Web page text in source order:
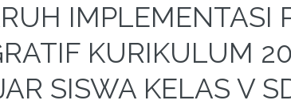
IMPLEMENTASI
KURIKULUM
SISWA KELAS V